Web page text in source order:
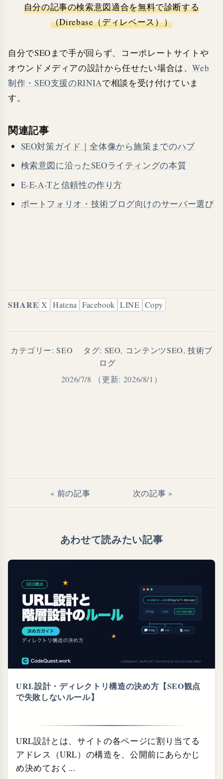
自分の記事の検索意図適合を無料で診断する
（Direbase（ディレベース））
自分でSEOまで手が回らず、コーポレートサイトや
オウンドメディアの設計から任せたい場合は、Web
制作・SEO支援のRINIAで相談を受け付けていま
す。
関連記事
SEO対策ガイド｜全体像から施策までのハブ
検索意図に沿ったSEOライティングの本質
E-E-A-Tと信頼性の作り方
ポートフォリオ・技術ブログ向けのサーバー選び
SHARE X Hatena Facebook LINE Copy
カテゴリー:SEO タグ: SEO, コンテンツSEO,技術ブ
ログ
2026/7/8
（更新: 2026/8/1）
« 前の記事 次の記事 »
あわせて読みたい記事
URL設計・⁠ディレクトリ構造の決め方【SEO観点
で失敗しないルール】
URL設計とは、サイトの各ページに割り当てる
アドレス（URL）の構造を、公開前にあらかじ
め決めておく...